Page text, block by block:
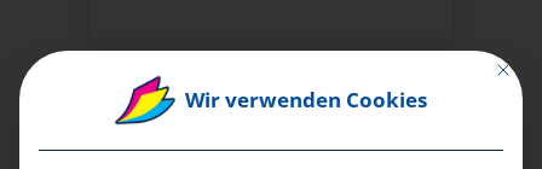
Mit
Wir verwenden Cookies